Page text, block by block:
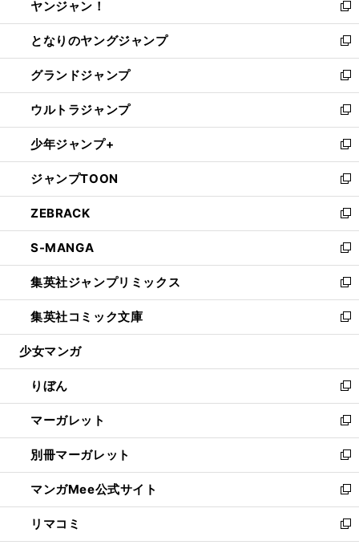
く
で
開
く
ィ
ン
ド
ウ
で
開
く
い
ウ
ィ
ン
ド
ウ
で
開
く
ヤンジャン！
新
し
い
ウ
ィ
ン
ド
ウ
で
開
く
となりのヤングジャンプ
新
し
い
ウ
ィ
ン
ド
ウ
で
開
く
グランドジャンプ
新
し
い
ウ
ィ
ン
ド
ウ
で
開
く
ウルトラジャンプ
新
し
い
ウ
ィ
ン
ド
ウ
で
開
く
少年ジャンプ+
新
し
い
ウ
ィ
ン
ド
ウ
で
開
く
ジャンプTOON
新
し
い
ウ
ィ
ン
ド
ウ
で
開
ZEBRACK
新
し
い
ウ
ィ
ン
ド
ウ
開
く
S-MANGA
新
し
い
ウ
ィ
ン
ウ
で
開
く
集英社ジャンプリミックス
新
し
い
ウ
ン
ド
ウ
で
開
く
集英社コミック文庫
新
し
ウ
ィ
ン
ド
ウ
で
開
く
少女マンガ
りぼん
新
し
い
ウ
ィ
ン
ド
ウ
で
開
マーガレット
新
し
い
ウ
ィ
ン
ド
ウ
別冊マーガレット
新
し
い
ウ
ィ
ン
マンガMee公式サイト
新
し
い
ウ
リマコミ
新
し